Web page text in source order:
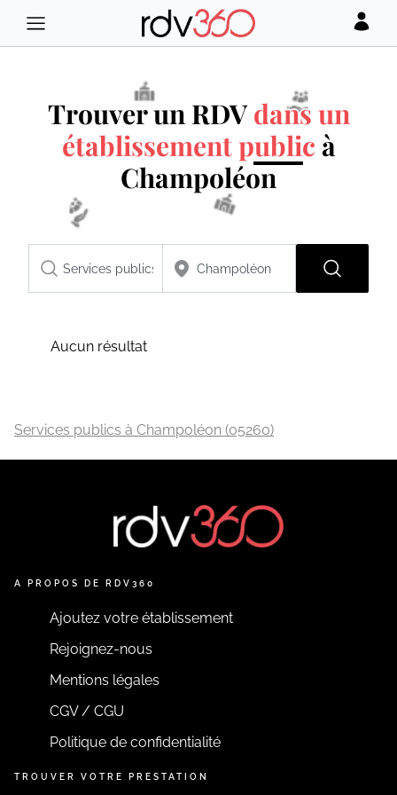
Trouver un RDVdans un
établissement public à
Champoléon
Aucun résultat
Services publics à Champoléon (05260)
A PROPOS DE RDV360
Ajoutez votre établissement
Rejoignez-nous
Mentions légales
CGV / CGU
Politique de confidentialité
TROUVER VOTRE PRESTATION